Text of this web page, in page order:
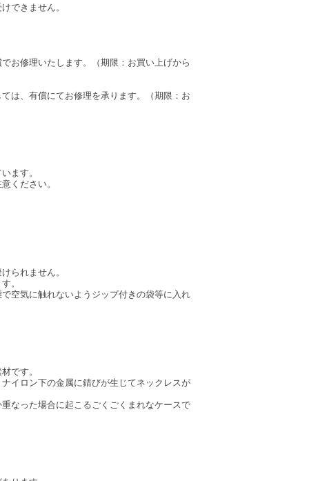
できません。
お修理いたします。（期限：お買い上げから
は、有償にてお修理を承ります。（期限：お
ます。
ください。
られません。
。
空気に触れないようジップ付きの袋等に入れ
です。
イロン下の金属に錆びが生じてネックレスが
なった場合に起こるごくごくまれなケースで